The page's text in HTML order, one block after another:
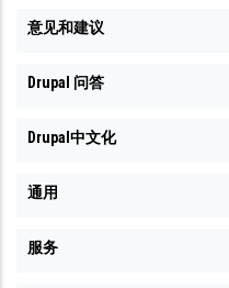
意见和建议
Drupal 问答
Drupal中文化
通用
服务